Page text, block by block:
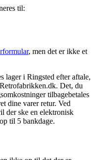
til:
, men det er ikke et
lager i Ringsted efter aftale,
Det, du
tilbagebetales
dine varer retur. Ved
der ske en elektronisk
til 5 bankdage.